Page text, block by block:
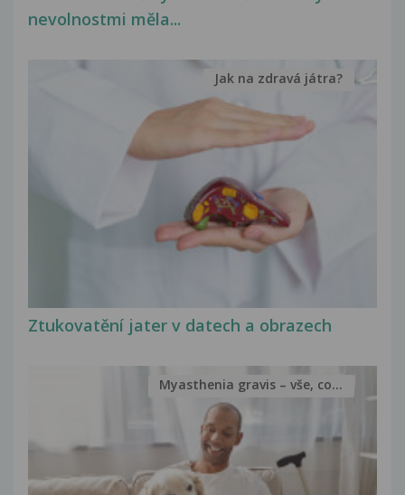
nevolnostmi měla...
Ztukovatění jater v datech a obrazech
Jak na zdravá játra?
Myasthenia gravis – vše, co...